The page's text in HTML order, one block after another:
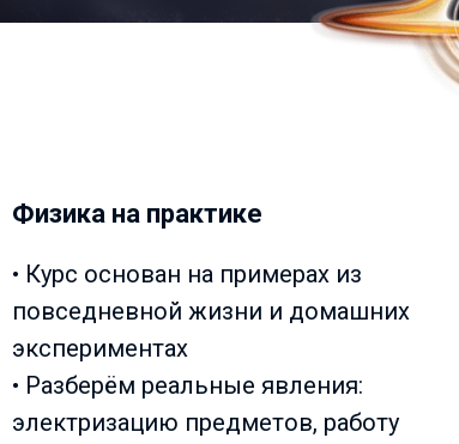
Физика на практике
• Курс основан на примерах из
повседневной жизни и домашних
экспериментах
• Разберём реальные явления:
электризацию предметов, работу